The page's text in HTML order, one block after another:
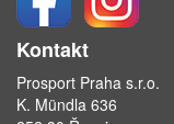
Kontakt
Prosport Praha s.r.o.
K. Mündla 636